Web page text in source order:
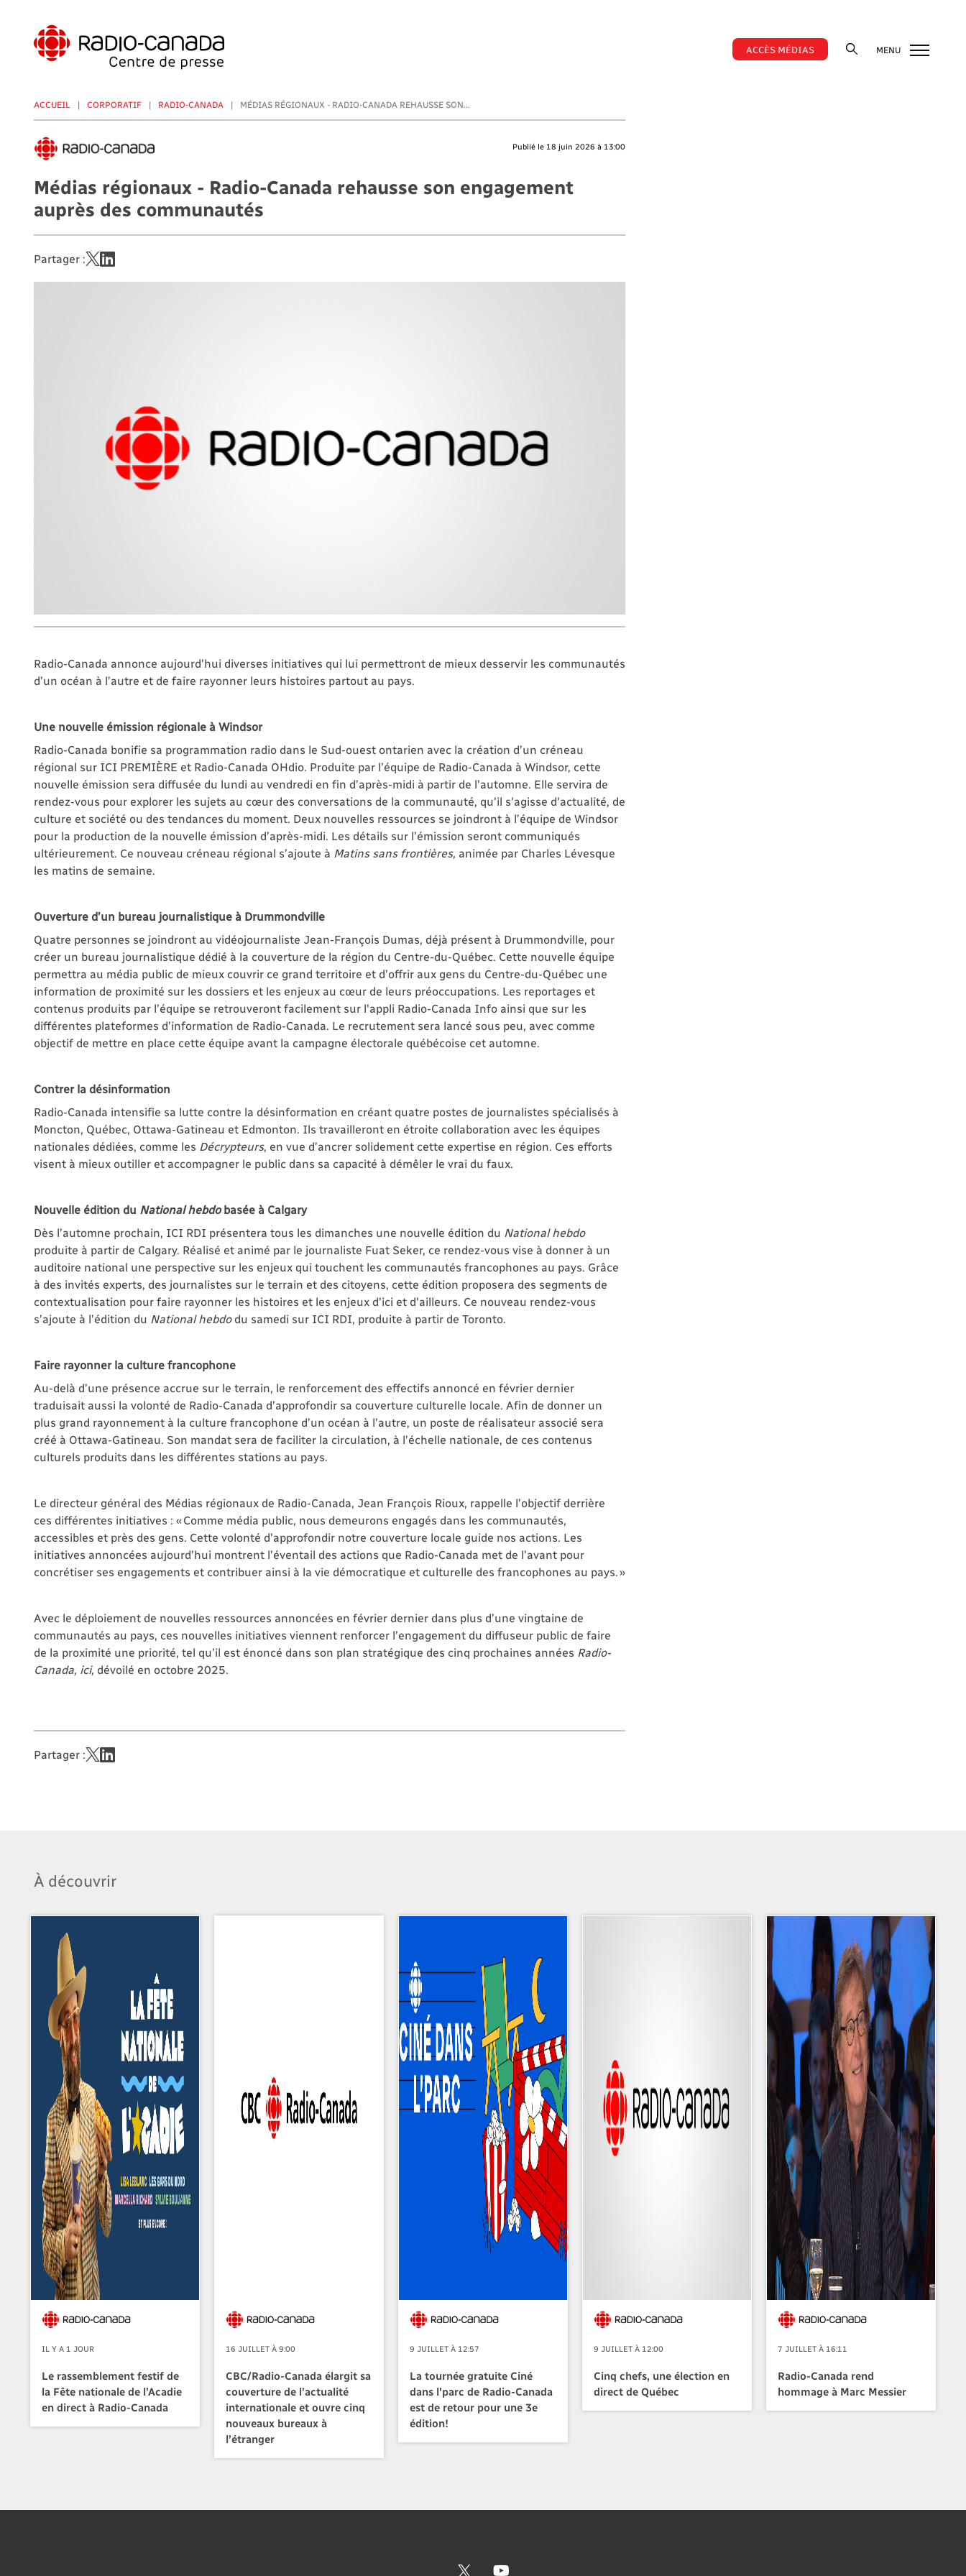
contenu
principal
ACCÈS MÉDIAS MENU
ACCUEIL CORPORATIF RADIO-CANADA MÉDIAS RÉGIONAUX - RADIO-CANADA REHAUSSE SON...
Publié le 18 juin 2026 à 13:00
Médias régionaux - Radio-Canada rehausse son engagement
auprès des communautés
Partager :
Radio-Canada annonce aujourd’hui diverses initiatives qui lui permettront de mieux desservir les communautés
d’un océan à l’autre et de faire rayonner leurs histoires partout au pays.
Une nouvelle émission régionale à Windsor
Radio-Canada bonifie sa programmation radio dans le Sud-ouest ontarien avec la création d’un créneau
régional sur ICI PREMIÈRE et Radio-Canada OHdio. Produite par l’équipe de Radio-Canada à Windsor, cette
nouvelle émission sera diffusée du lundi au vendredi en fin d’après-midi à partir de l’automne. Elle servira de
rendez-vous pour explorer les sujets au cœur des conversations de la communauté, qu'il s'agisse d'actualité, de
culture et société ou des tendances du moment. Deux nouvelles ressources se joindront à l’équipe de Windsor
pour la production de la nouvelle émission d’après-midi. Les détails sur l’émission seront communiqués
ultérieurement. Ce nouveau créneau régional s’ajoute à Matins sans frontières, animée par Charles Lévesque
les matins de semaine.
Ouverture d’un bureau journalistique à Drummondville
Quatre personnes se joindront au vidéojournaliste Jean-François Dumas, déjà présent à Drummondville, pour
créer un bureau journalistique dédié à la couverture de la région du Centre-du-Québec. Cette nouvelle équipe
permettra au média public de mieux couvrir ce grand territoire et d’offrir aux gens du Centre-du-Québec une
information de proximité sur les dossiers et les enjeux au cœur de leurs préoccupations. Les reportages et
contenus produits par l’équipe se retrouveront facilement sur l'appli Radio-Canada Info ainsi que sur les
différentes plateformes d’information de Radio-Canada. Le recrutement sera lancé sous peu, avec comme
objectif de mettre en place cette équipe avant la campagne électorale québécoise cet automne.
Contrer la désinformation
Radio-Canada intensifie sa lutte contre la désinformation en créant quatre postes de journalistes spécialisés à
Moncton, Québec, Ottawa-Gatineau et Edmonton. Ils travailleront en étroite collaboration avec les équipes
nationales dédiées, comme les Décrypteurs, en vue d’ancrer solidement cette expertise en région. Ces efforts
visent à mieux outiller et accompagner le public dans sa capacité à démêler le vrai du faux.
Nouvelle édition du National hebdo basée à Calgary
Dès l’automne prochain, ICI RDI présentera tous les dimanches une nouvelle édition du National hebdo
produite à partir de Calgary. Réalisé et animé par le journaliste Fuat Seker, ce rendez-vous vise à donner à un
auditoire national une perspective sur les enjeux qui touchent les communautés francophones au pays. Grâce
à des invités experts, des journalistes sur le terrain et des citoyens, cette édition proposera des segments de
contextualisation pour faire rayonner les histoires et les enjeux d'ici et d'ailleurs. Ce nouveau rendez-vous
s’ajoute à l’édition du National hebdo du samedi sur ICI RDI, produite à partir de Toronto.
Faire rayonner la culture francophone
Au-delà d’une présence accrue sur le terrain, le renforcement des effectifs annoncé en février dernier
traduisait aussi la volonté de Radio-Canada d’approfondir sa couverture culturelle locale. Afin de donner un
plus grand rayonnement à la culture francophone d’un océan à l’autre, un poste de réalisateur associé sera
créé à Ottawa-Gatineau. Son mandat sera de faciliter la circulation, à l’échelle nationale, de ces contenus
culturels produits dans les différentes stations au pays.
Le directeur général des Médias régionaux de Radio-Canada, Jean François Rioux, rappelle l’objectif derrière
ces différentes initiatives : « Comme média public, nous demeurons engagés dans les communautés,
accessibles et près des gens. Cette volonté d’approfondir notre couverture locale guide nos actions. Les
initiatives annoncées aujourd’hui montrent l’éventail des actions que Radio-Canada met de l’avant pour
concrétiser ses engagements et contribuer ainsi à la vie démocratique et culturelle des francophones au pays. »
Avec le déploiement de nouvelles ressources annoncées en février dernier dans plus d’une vingtaine de
communautés au pays, ces nouvelles initiatives viennent renforcer l’engagement du diffuseur public de faire
de la proximité une priorité, tel qu’il est énoncé dans son plan stratégique des cinq prochaines années Radio-
Canada, ici, dévoilé en octobre 2025.
Partager :
À découvrir
IL Y A 1 JOUR
Le rassemblement festif de
la Fête nationale de l’Acadie
en direct à Radio-Canada
16 JUILLET À 9:00
CBC/Radio-Canada élargit sa
couverture de l’actualité
internationale et ouvre cinq
nouveaux bureaux à
l’étranger
9 JUILLET À 12:57
La tournée gratuite Ciné
dans l'parc de Radio-Canada
est de retour pour une 3e
édition!
9 JUILLET À 12:00
Cinq chefs, une élection en
direct de Québec
7 JUILLET À 16:11
Radio-Canada rend
hommage à Marc Messier